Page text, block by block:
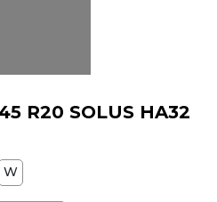
R20 SOLUS HA32
W